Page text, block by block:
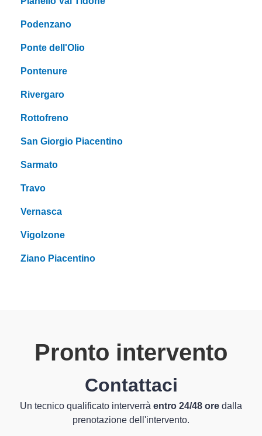
Podenzano
Ponte dell'Olio
Pontenure
Rivergaro
Rottofreno
San Giorgio Piacentino
Sarmato
Travo
Vernasca
Vigolzone
Ziano Piacentino
Pronto intervento
Contattaci
Un tecnico qualificato interverrà entro 24/48 ore dalla
prenotazione dell'intervento.